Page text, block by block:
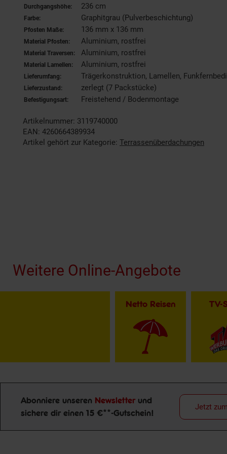
Durchgangshöhe: 236 cm
Farbe: Graphitgrau (Pulverbeschichtung)
Pfosten Maße: 136 mm x 136 mm
Material Pfosten: Aluminium, rostfrei
Material Traversen: Aluminium, rostfrei
Material Lamellen: Aluminium, rostfrei
Lieferumfang: Trägerkonstruktion, Lamellen,
Lieferzustand: zerlegt (7 Packstücke)
Befestigungsart: Freistehend / Bodenmontage
Artikelnummer: 3119740000
EAN: 4260664389934
Artikel gehört zur Kategorie: Terrassenüberdachungen
Weitere Online-Angebote
Netto Reisen TV-
Newsletter Anmeldung
Abonniere unseren Newsletter und
sichere dir einen 15 €**-Gutschein!
Jetzt